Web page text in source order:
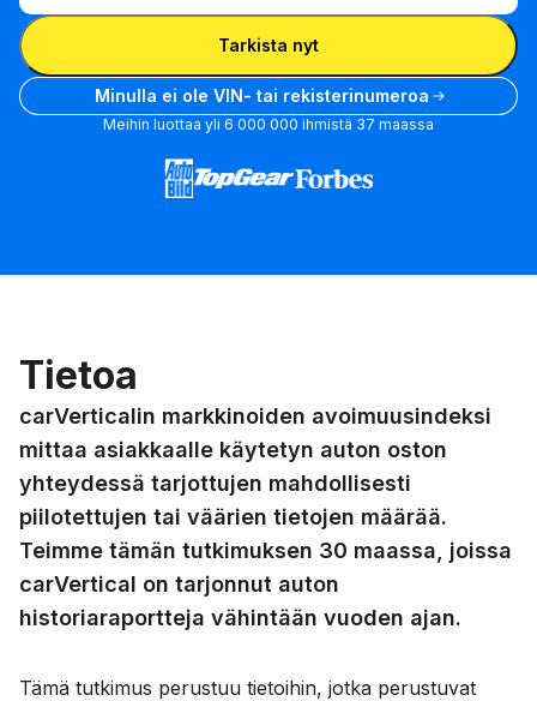
Syötä VIN
Tarkista nyt
Minulla ei ole VIN- tai rekisterinumeroa
Meihin luottaa yli 6 000 000 ihmistä 37 maassa
Tietoa
carVerticalin markkinoiden avoimuusindeksi
mittaa asiakkaalle käytetyn auton oston
yhteydessä tarjottujen mahdollisesti
piilotettujen tai väärien tietojen määrää.
Teimme tämän tutkimuksen 30 maassa, joissa
carVertical on tarjonnut auton
historiaraportteja vähintään vuoden ajan.
Tämä tutkimus perustuu tietoihin, jotka perustuvat